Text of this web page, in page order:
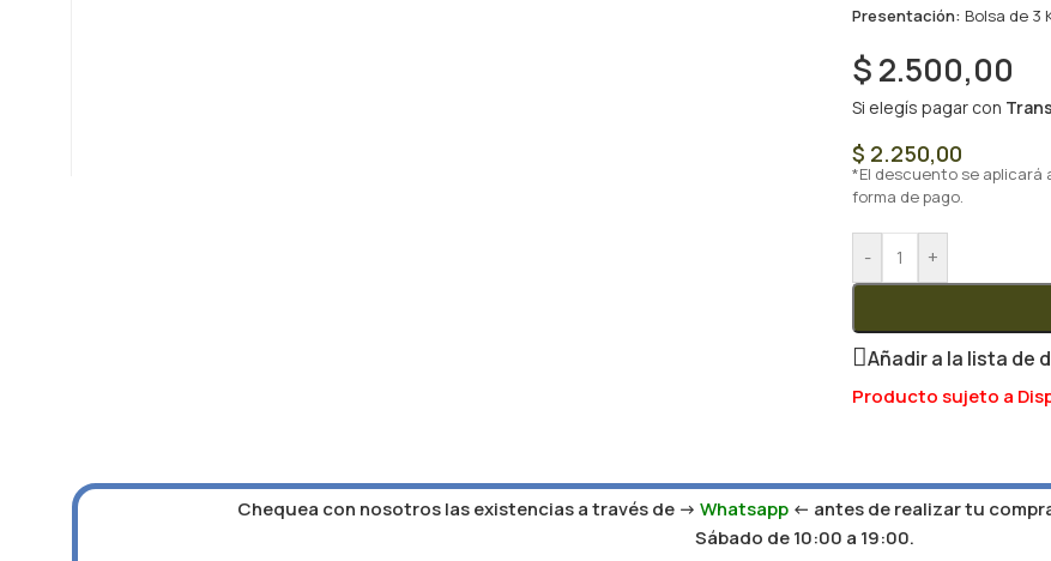
Presentación: Bolsa de 3
$2.500,00
Si elegís pagar con
$ 2.250,00
*El descuento se
forma de pago.
- +
Añadir a la lista de
Producto sujeto a
Chequea con nosotros las existencias a través de -> Whatsapp <- antes de realizar tu
Sábado de 10:00 a 19:00.